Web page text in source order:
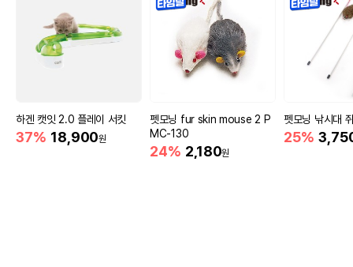
하겐 캣잇 2.0 플레이 서킷
37% 18,900원
펫모닝 fur skin mouse 2 P
MC-130
24% 2,180원
펫모닝 낚시대
25%